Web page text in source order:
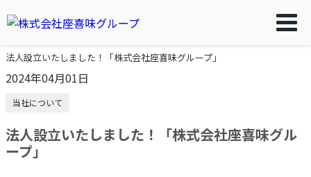
法人設立いたしました！「株式会社座喜味グループ」
2024年04月01日
当社について
法人設立いたしました！「株式会社座喜味グル
ープ」